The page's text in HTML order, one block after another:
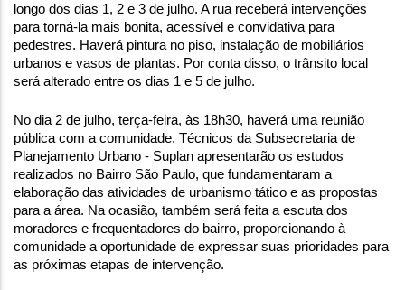
longo dos dias 1, 2 e 3 de julho. A rua receberá intervenções
para torná-la mais bonita, acessível e convidativa para
pedestres. Haverá pintura no piso, instalação de mobiliários
urbanos e vasos de plantas. Por conta disso, o trânsito local
será alterado entre os dias 1 e 5 de julho.
No dia 2 de julho, terça-feira, às 18h30, haverá uma reunião
pública com a comunidade. Técnicos da Subsecretaria de
Planejamento Urbano - Suplan apresentarão os estudos
realizados no Bairro São Paulo, que fundamentaram a
elaboração das atividades de urbanismo tático e as propostas
para a área. Na ocasião, também será feita a escuta dos
moradores e frequentadores do bairro, proporcionando à
comunidade a oportunidade de expressar suas prioridades para
as próximas etapas de intervenção.